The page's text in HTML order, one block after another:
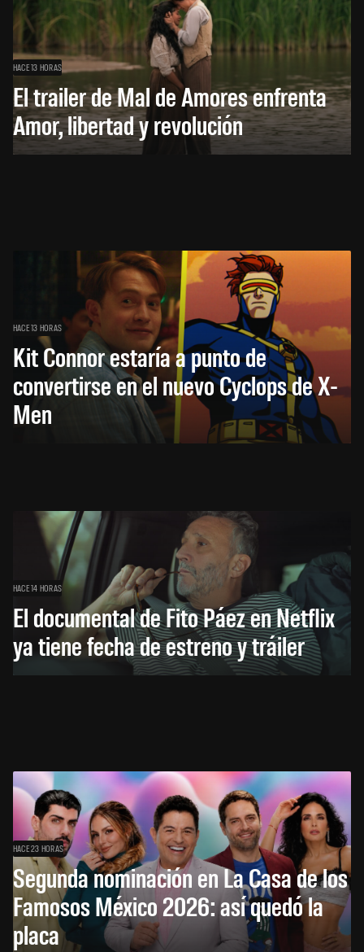
HACE 13 HORAS
El trailer de Mal de Amores enfrenta
Amor, libertad y revolución
HACE 13 HORAS
Kit Connor estaría a punto de
convertirse en el nuevo Cyclops de X-
Men
HACE 14 HORAS
El documental de Fito Páez en Netflix
ya tiene fecha de estreno y tráiler
HACE 23 HORAS
Segunda nominación en La Casa de los
Famosos México 2026: así quedó la
placa